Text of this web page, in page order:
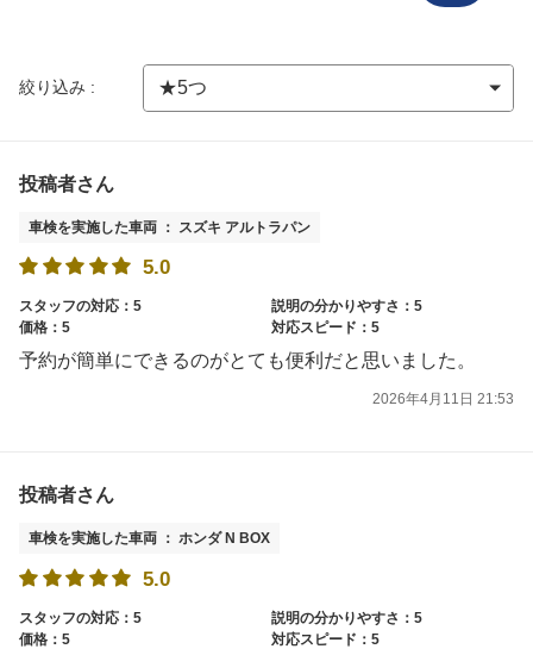
絞り込み :
投稿者さん
車検を実施した車両 ： スズキ アルトラパン
5.0
スタッフの対応：5
説明の分かりやすさ：5
価格：5
対応スピード：5
予約が簡単にできるのがとても便利だと思いました。
2026年4月11日 21:53
投稿者さん
車検を実施した車両 ： ホンダ N BOX
5.0
スタッフの対応：5
説明の分かりやすさ：5
価格：5
対応スピード：5